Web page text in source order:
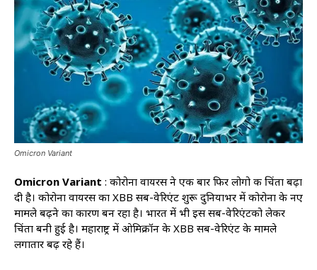
Omicron Variant
Omicron Variant : कोरोना वायरस ने एक बार फिर लोगो की चिंता बढ़ा
दी है। कोरोना वायरस का XBB सब-वेरिएंट शुरू दुनियाभर में कोरोना के नए
मामले बढ़ने का कारण बन रहा है। भारत में भी इस सब-वेरिएंटको लेकर
चिंता बनी हुई है। महाराष्ट्र में ओमिक्रॉन के XBB सब-वेरिएंट के मामले
लगातार बढ़ रहे हैं।